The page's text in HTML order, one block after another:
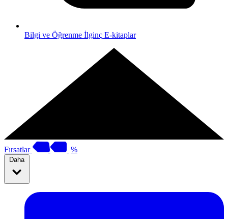
Bilgi ve Öğrenme İlginç E-kitaplar
Fırsatlar %
Daha